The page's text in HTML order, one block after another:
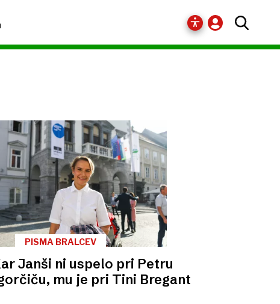
PISMA BRALCEV
Janši ni uspelo pri Petru
mu je pri Tini Bregant